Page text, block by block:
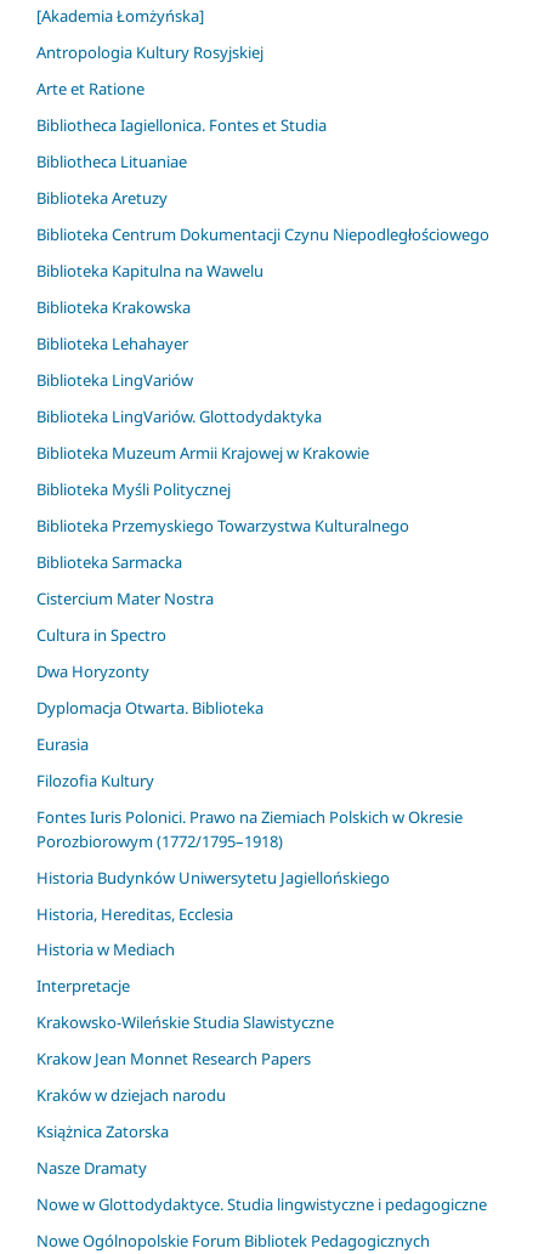
[Akademia Łomżyńska]
Antropologia Kultury Rosyjskiej
Arte et Ratione
Bibliotheca Iagiellonica. Fontes et Studia
Bibliotheca Lituaniae
Biblioteka Aretuzy
Biblioteka Centrum Dokumentacji Czynu Niepodległościowego
Biblioteka Kapitulna na Wawelu
Biblioteka Krakowska
Biblioteka Lehahayer
Biblioteka LingVariów
Biblioteka LingVariów. Glottodydaktyka
Biblioteka Muzeum Armii Krajowej w Krakowie
Biblioteka Myśli Politycznej
Biblioteka Przemyskiego Towarzystwa Kulturalnego
Biblioteka Sarmacka
Cistercium Mater Nostra
Cultura in Spectro
Dwa Horyzonty
Dyplomacja Otwarta. Biblioteka
Eurasia
Filozofia Kultury
Fontes Iuris Polonici. Prawo na Ziemiach Polskich w Okresie
Porozbiorowym (1772/1795–1918)
Historia Budynków Uniwersytetu Jagiellońskiego
Historia, Hereditas, Ecclesia
Historia w Mediach
Interpretacje
Krakowsko-Wileńskie Studia Slawistyczne
Krakow Jean Monnet Research Papers
Kraków w dziejach narodu
Książnica Zatorska
Nasze Dramaty
Nowe w Glottodydaktyce. Studia lingwistyczne i pedagogiczne
Nowe Ogólnopolskie Forum Bibliotek Pedagogicznych